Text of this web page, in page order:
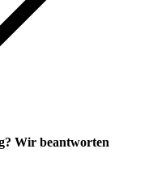
Wir beantworten